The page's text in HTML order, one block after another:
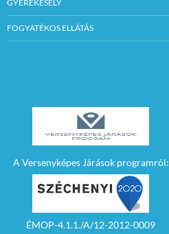
zárt borítékban, a
Szécsényi Közös
Önkormányzati
következő szöveget
kell ráírni:
„PÁLYÁZAT–
SZÉCSÉNY,
RÁKÓCZI ÚT 21.”
12. Ajánlati kötöttség
minimális
pályázat benyújtási
határidejét követő 60
GYEREKESÉLY
FOGYATÉKOS ELLÁTÁS
A Versenyképes Járások programról:
ÉMOP-4.1.1./A/12-2012-0009